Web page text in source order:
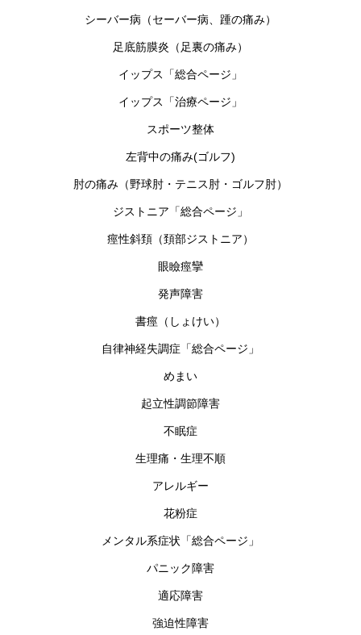
シーバー病（セーバー病、踵の痛み）
足底筋膜炎（足裏の痛み）
イップス「総合ページ」
イップス「治療ページ」
スポーツ整体
左背中の痛み(ゴルフ)
肘の痛み（野球肘・テニス肘・ゴルフ肘）
ジストニア「総合ページ」
痙性斜頚（頚部ジストニア）
眼瞼痙攣
発声障害
書痙（しょけい）
自律神経失調症「総合ページ」
めまい
起立性調節障害
不眠症
生理痛・生理不順
アレルギー
花粉症
メンタル系症状「総合ページ」
パニック障害
適応障害
強迫性障害